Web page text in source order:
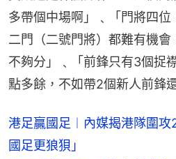
多帶個中場啊」﹑「門將四位
二門（二號門將）都難有機
不夠分」﹑「前鋒只有3個捉
點多餘，不如帶2個新人前鋒
港足贏國足︱內媒揭港隊圍
國足更狼狽」